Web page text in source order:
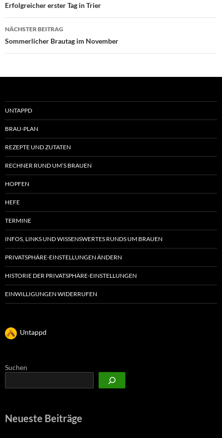
Erfolgreicher erster Tag in Trier
NÄCHSTER BEITRAG
Sommerlicher Brautag im November
UNTAPPD
BRAU-PLAN
REZEPTE UND ZUTATEN
RECHNER RUND UM’S BRAUEN
HOPFEN
HEFE
TERMINE
INFOS, LINKS UND WISSENSWERTES RUNDS UM BRAUEN
PRIVATSPHÄRE-EINSTELLUNGEN ÄNDERN
HISTORIE DER PRIVATSPHÄRE-EINSTELLUNGEN
EINWILLIGUNGEN WIDERRUFEN
Untappd
Suchen
Neueste Beiträge